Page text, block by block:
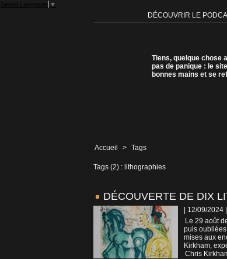
Select Language ▼
DÉCOUVRIR LE
Tiens, quelque chose
pas de panique : le
bonnes mains et se
Accueil > Tags
Tags (2) : lithographies
DÉCOUVERTE DE DIX
| 12/09/2024
Le 29 août
puis
mises aux
Kirkham,
Chris